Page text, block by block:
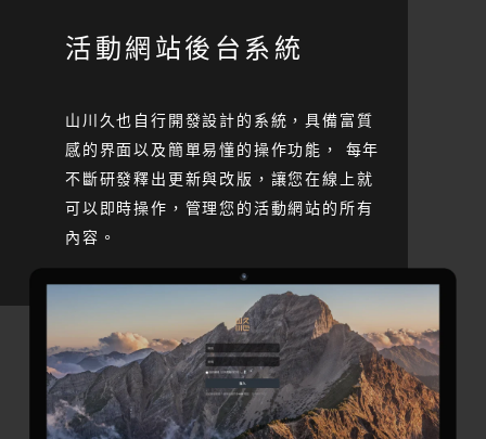
活動網站後台系統
山川久也自行開發設計的系統，具備富質
感的界面以及簡單易懂的操作功能， 每年
不斷研發釋出更新與改版，讓您在線上就
可以即時操作，管理您的活動網站的所有
內容。